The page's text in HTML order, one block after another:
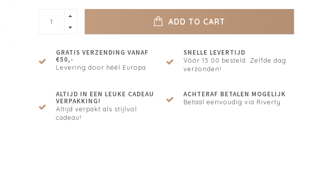
ADD TO CART
GRATIS VERZENDING VANAF
€50,-
Levering door héél Europa
SNELLE LEVERTIJD
Vóór 13:00 besteld. Zelfde dag
verzonden!
ALTIJD IN EEN LEUKE CADEAU
VERPAKKING!
Altijd verpakt als stijlvol
cadeau!
ACHTERAF BETALEN MOGELIJK
Betaal eenvoudig via Riverty